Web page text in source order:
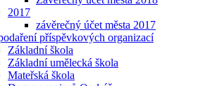
2017
závěrečný účet města 2017
příspěvkových organizací
Základní škola
Základní umělecká škola
Mateřská škola